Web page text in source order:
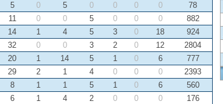
5 0 5 0 0 0 0
78
11 0 0 5 0 0 0
882
14 1 4 5 3 0 18
924
32 0 0 3 2 0 12
2804
20 1 14 5 1 0 6
777
29 2 1 4 0 0 0
2393
8 1 1 5 1 0 6
560
6 1 4 2 0 0 0 176